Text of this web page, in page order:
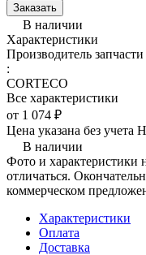
Заказать
В наличии
Характеристики
Производитель запчасти
:
CORTECO
Все характеристики
от 1 074 ₽
Цена указана без учета
В наличии
Фото и характеристики
отличаться.
коммерческом
Характеристики
Оплата
Доставка